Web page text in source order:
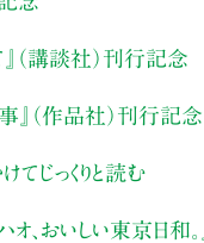
』（講談社）刊行記念
』（作品社）刊行記念
てじっくりと読む
オ、おいしい東京日和。